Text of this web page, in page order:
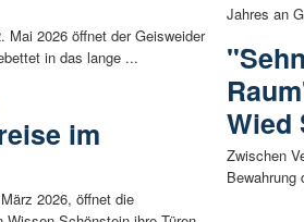
2026 öffnet der Geisweider
in das lange ...
im
2026, öffnet die
Jahres an
Wied
Zwischen